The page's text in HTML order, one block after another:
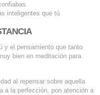
inteligentes que tú
y el pensamiento que tanto
bien en meditación para
al repensar sobre aquella
a la perfección, pon atención a